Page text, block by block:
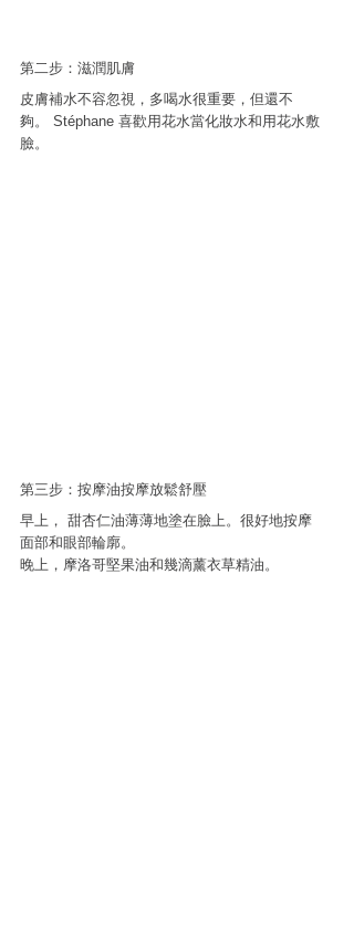
第二步：滋潤肌膚
皮膚補水不容忽視，多喝水很重要，但還不
夠。 Stéphane 喜歡用花水當化妝水和用花水敷
臉。
第三步：按摩油按摩放鬆舒壓
早上， 甜杏仁油薄薄地塗在臉上。很好地按摩
面部和眼部輪廓。
晚上，摩洛哥堅果油和幾滴薰衣草精油。